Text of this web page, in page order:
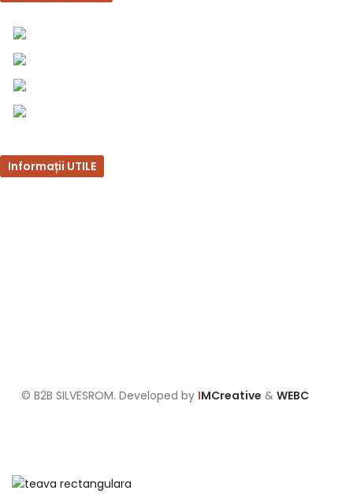
Informații UTILE
© B2B SILVESROM. Developed by IMCreative & WEBC